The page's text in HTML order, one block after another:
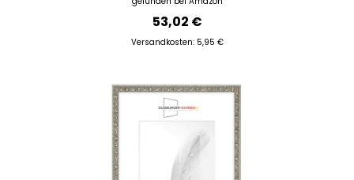
53,02 €
Versandkosten: 5,95 €